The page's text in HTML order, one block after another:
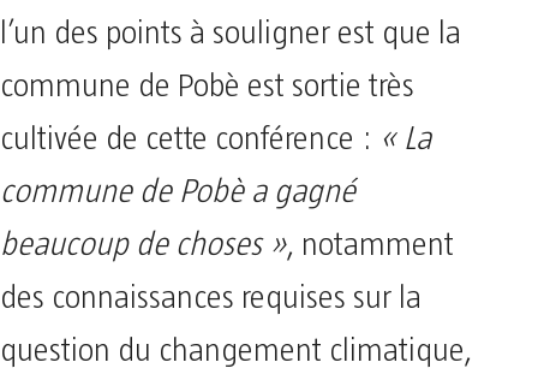
l’un des points à souligner est que la
commune de Pobè est sortie très
cultivée de cette conférence : « La
commune de Pobè a gagné
beaucoup de choses », notamment
des connaissances requises sur la
question du changement climatique,